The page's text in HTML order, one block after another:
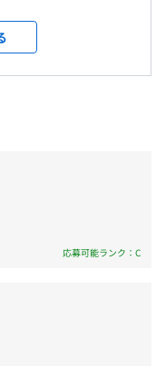
、
います。
ーションスキルな
、しっかり評価され
徒歩3分
務の都合により各々
す。 クライ
結果、設立以来
。 Yahoo!JAPAN、
思いを胸に、
し、社員一丸と
っと作らなくて
地方の中小企業が
すべく、当社で
っています。 社
関する専門書を
でサイト構築の
応募可能ランク：C